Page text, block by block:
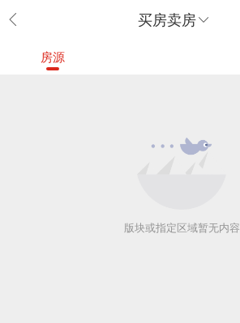
买房卖房
房源
版块或指定区域暂无内容